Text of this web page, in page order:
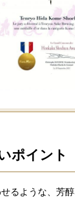
ポイント
るような、芳